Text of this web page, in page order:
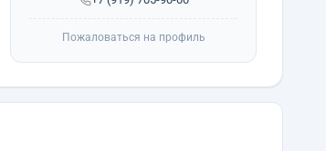
Пожаловаться на профиль